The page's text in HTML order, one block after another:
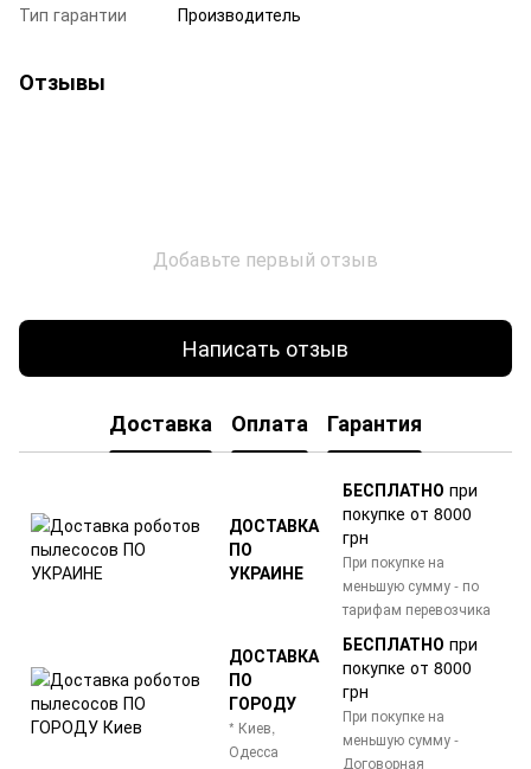
Тип гарантии
Производитель
Отзывы
Добавьте первый отзыв
Написать отзыв
Доставка Оплата Гарантия
ДОСТАВКА
ПО
УКРАИНЕ
БЕСПЛАТНО при
покупке от 8000
грн
При покупке на
меньшую сумму - по
тарифам перевозчика
ДОСТАВКА
ПО
ГОРОДУ
* Киев,
Одесса
БЕСПЛАТНО при
покупке от 8000
грн
При покупке на
меньшую сумму -
Договорная